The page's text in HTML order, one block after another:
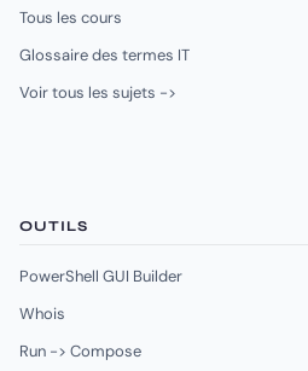
Tous les cours
Glossaire des termes IT
Voir tous les sujets ->
OUTILS
PowerShell GUI Builder
Whois
Run -> Compose